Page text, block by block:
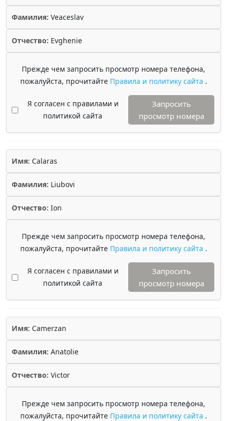
Фамилия: Veaceslav
Отчество: Evghenie
Прежде чем запросить просмотр номера телефона,
пожалуйста, прочитайте Правила и политику сайта .
Я согласен с правилами и
политикой сайта
Запросить
просмотр номера
Имя: Calaras
Фамилия: Liubovi
Отчество: Ion
Прежде чем запросить просмотр номера телефона,
пожалуйста, прочитайте Правила и политику сайта .
Я согласен с правилами и
политикой сайта
Запросить
просмотр номера
Имя: Camerzan
Фамилия: Anatolie
Отчество: Victor
Прежде чем запросить просмотр номера телефона,
пожалуйста, прочитайте Правила и политику сайта .